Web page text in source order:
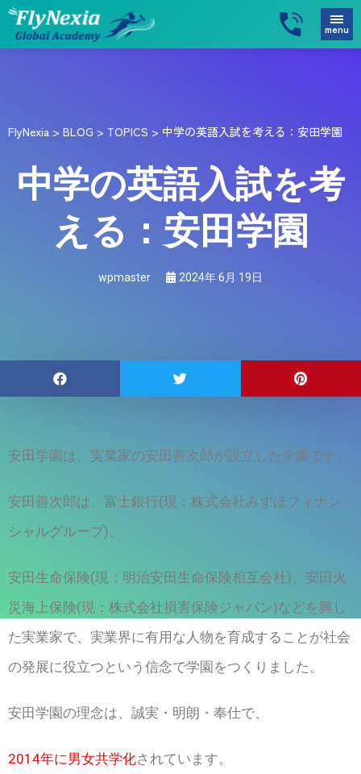
menu
FlyNexia > BLOG > TOPICS > 中学の英語入試を考える：安田学園
中学の英語入試を考
える：安田学園
wpmaster 2024年 6月 19日
安田学園は、実業家の安田善次郎が設立した学園です。
安田善次郎は、富士銀行(現：株式会社みずほフィナン
シャルグループ)、
安田生命保険(現：明治安田生命保険相互会社)、安田火
災海上保険(現：株式会社損害保険ジャパン)などを興し
た実業家で、実業界に有用な人物を育成することが社会
の発展に役立つという信念で学園をつくりました。
安田学園の理念は、誠実・明朗・奉仕で、
2014年に男女共学化されています。